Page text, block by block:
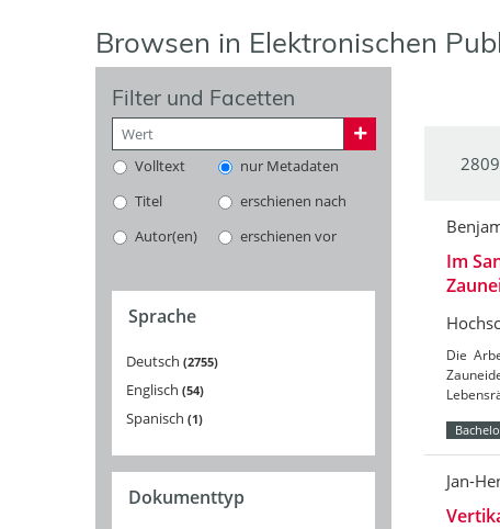
Browsen in Elektronischen
Filter und Facetten
Volltext
nur Metadaten
Titel
erschienen nach
Autor(en)
erschienen vor
Sprache
Deutsch 2755
Englisch 54
Spanisch 1
Dokumenttyp
Im
Die
Jan-